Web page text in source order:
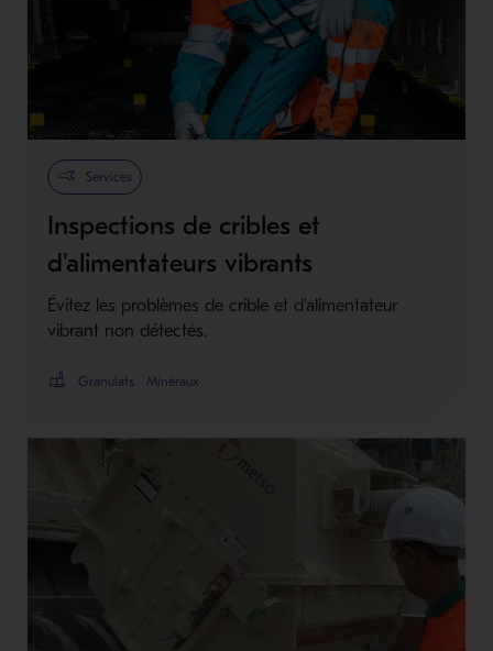
Services
Inspections de cribles et
d'alimentateurs vibrants
Évitez les problèmes de crible et d'alimentateur
vibrant non détectés.
Granulats Minéraux